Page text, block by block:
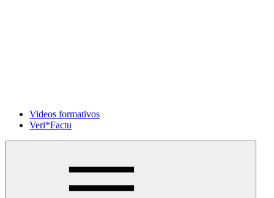
Videos formativos
Veri*Factu